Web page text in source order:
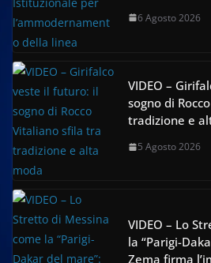
6 Agosto 2026
VIDEO –
sogno di
tradizione e
5 Agosto 2026
VIDEO – Lo
la “Parigi-
Zema firma